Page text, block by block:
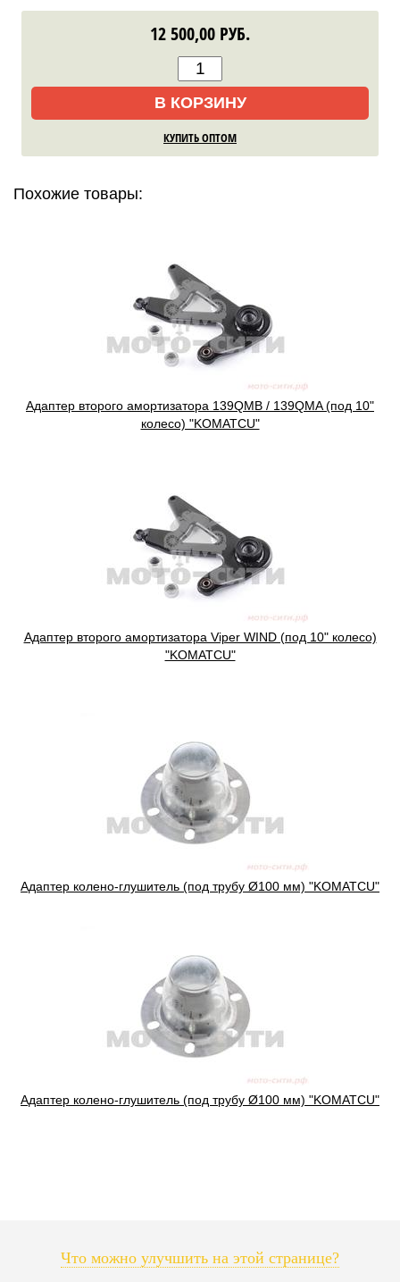
12 500,00 РУБ.
В КОРЗИНУ
КУПИТЬ ОПТОМ
Похожие товары:
Адаптер второго амортизатора 139QMB / 139QMA (под 10"
колесо) "KOMATCU"
Адаптер второго амортизатора Viper WIND (под 10" колесо)
"KOMATCU"
Адаптер колено-глушитель (под трубу Ø100 мм) "KOMATCU"
Адаптер колено-глушитель (под трубу Ø100 мм) "KOMATCU"
Что можно улучшить на этой странице?